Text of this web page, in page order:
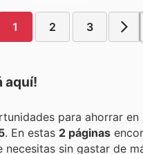
1 2 3
aquí!
Encuentra las mejores promociones, descuentos y oportunidades para ahorrar en
. En estas 2 páginas
sin gastar de